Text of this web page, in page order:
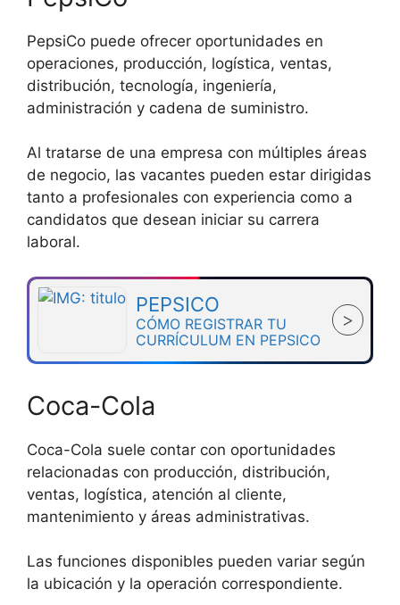
PepsiCo puede ofrecer oportunidades en
operaciones, producción, logística, ventas,
distribución, tecnología, ingeniería,
administración y cadena de suministro.
Al tratarse de una empresa con múltiples áreas
de negocio, las vacantes pueden estar dirigidas
tanto a profesionales con experiencia como a
candidatos que desean iniciar su carrera
laboral.
PEPSICO
CÓMO REGISTRAR TU
CURRÍCULUM EN PEPSICO
>
Coca-Cola
Coca-Cola suele contar con oportunidades
relacionadas con producción, distribución,
ventas, logística, atención al cliente,
mantenimiento y áreas administrativas.
Las funciones disponibles pueden variar según
la ubicación y la operación correspondiente.